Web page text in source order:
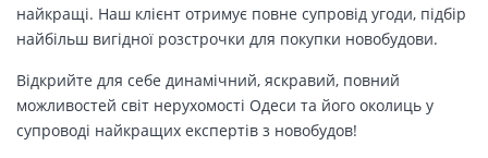
найкращі. Наш клієнт отримує повне супровід угоди, підбір
найбільш вигідної розстрочки для покупки новобудови.
Відкрийте для себе динамічний, яскравий, повний
можливостей світ нерухомості Одеси та його околиць у
супроводі найкращих експертів з новобудов!